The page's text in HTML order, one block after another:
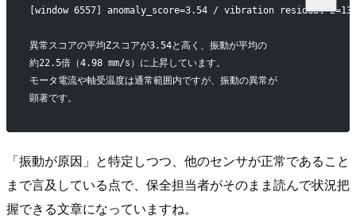
[window 6557] anomaly_score=3.54 / vibration residual
異常スコアの平均Zスコアが3.54と高く、振動が平均の
約22.5倍（4.98 mm/s）に上昇しています。
モータ電流や軸受温度は通常範囲内ですが、振動の異常が
顕著です。
「振動が原因」と特定しつつ、他のセンサが正常であること
まで言及している点で、保全担当者がそのまま読んで状況把
握できる文章になっていますね。